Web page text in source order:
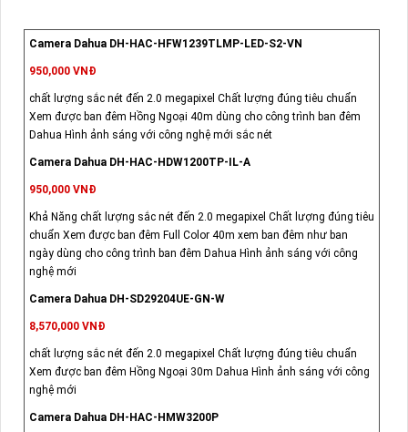
Camera Dahua DH-HAC-HFW1239TLMP-LED-S2-VN
950,000 VNĐ
chất lượng sắc nét đến 2.0 megapixel Chất lượng đúng tiêu chuẩn
Xem được ban đêm Hồng Ngoại 40m dùng cho công trình ban đêm
Dahua Hình ảnh sáng với công nghệ mới sắc nét
Camera Dahua DH-HAC-HDW1200TP-IL-A
950,000 VNĐ
Khả Năng chất lượng sắc nét đến 2.0 megapixel Chất lượng đúng tiêu
chuẩn Xem được ban đêm Full Color 40m xem ban đêm như ban
ngày dùng cho công trình ban đêm Dahua Hình ảnh sáng với công
nghệ mới
Camera Dahua DH-SD29204UE-GN-W
8,570,000 VNĐ
chất lượng sắc nét đến 2.0 megapixel Chất lượng đúng tiêu chuẩn
Xem được ban đêm Hồng Ngoại 30m Dahua Hình ảnh sáng với công
nghệ mới
Camera Dahua DH-HAC-HMW3200P